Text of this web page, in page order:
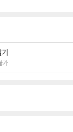
가